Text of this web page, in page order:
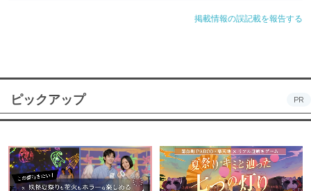
掲載情報の誤記載を報告する
ピックアップ PR